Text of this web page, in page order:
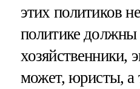
этих политиков
политике
хозяйственники,
может, юристы, а